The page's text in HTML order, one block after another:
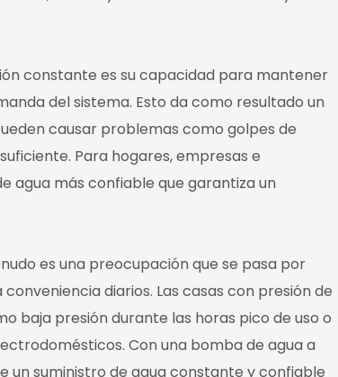
constante es su capacidad para mantener
del sistema. Esto da como resultado un
causar problemas como golpes de
Para hogares, empresas e
agua más confiable que garantiza un
es una preocupación que se pasa por
diarios. Las casas con presión de
baja presión durante las horas pico de uso o
Con una bomba de agua a
un suministro de agua constante y confiable